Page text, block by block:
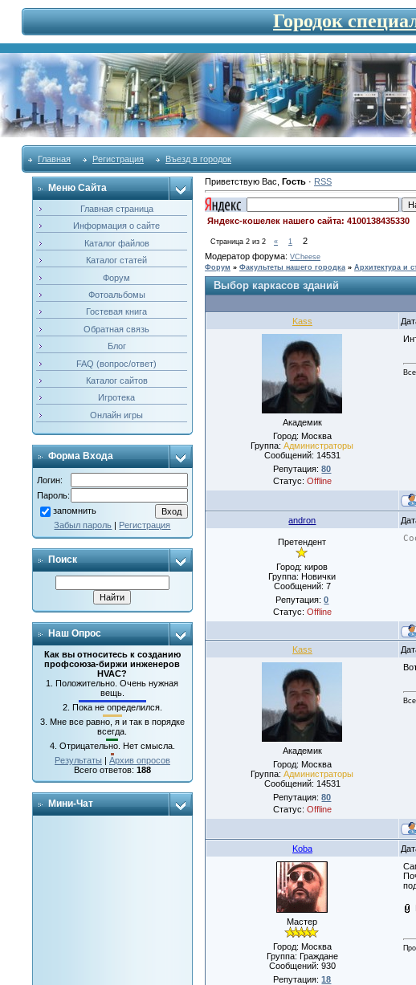
Городок
Главная Регистрация Въезд в городок
Меню Сайта
Главная страница
Информация о сайте
Каталог файлов
Каталог статей
Форум
Фотоальбомы
Гостевая книга
Обратная связь
Блог
FAQ (вопрос/ответ)
Каталог сайтов
Игротека
Онлайн игры
Форма Входа
Логин:
Пароль:
запомнить
Забыл пароль | Регистрация
Поиск
Наш Опрос
Как вы относитесь к созданию
профсоюза-биржи инженеров
HVAC?
1.Положительно. Очень нужная
вещь.
2. Пока не определился.
3. Мне все равно, я и так в порядке
всегда.
4. Отрицательно. Нет смысла.
Результаты | Архив опросов
Всего ответов: 188
Мини-Чат
Приветствую Вас Гость· RSS
Яндекс-кошелек нашего сайта: 4100138435330
Страница 2из 2 « 1
2
Модератор форума: VCheese
Форум » Факультеты нашего городка » Архитектура и
Выбор каркасов зданий
Kass
Академик
Город: Москва
Группа:Администраторы
Сообщений: 14531
Репутация:80
Статус: Offline
andron
Претендент
Город: киров
Группа: Новички
Сообщений: 7
Репутация:0
Статус: Offline
Kass
Академик
Город: Москва
Группа:Администраторы
Сообщений: 14531
Репутация:80
Статус: Offline
Koba
Мастер
Город: Москва
Группа: Граждане
Сообщений: 930
Репутация:18